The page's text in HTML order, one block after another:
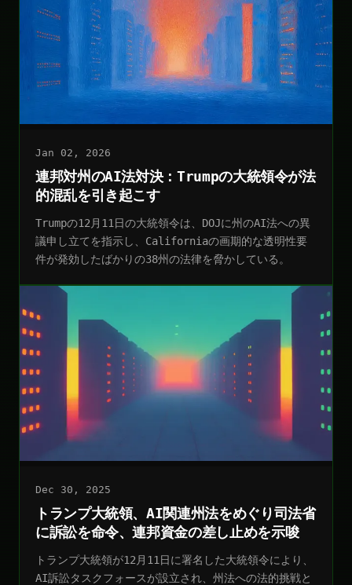
Jan 02, 2026
連邦対州のAI法対決：Trumpの大統領令が法
的混乱を引き起こす
Trumpの12月11日の大統領令は、DOJに州のAI法への異
議申し立てを指示し、Californiaの画期的な透明性要
件が発効したばかりの38州の法律を脅かしている。
Dec 30, 2025
トランプ大統領、AI関連州法をめぐり司法省
に訴訟を命令、連邦資金の差し止めを示唆
トランプ大統領が12月11日に署名した大統領令により、
AI訴訟タスクフォースが設立され、州法への法的挑戦と